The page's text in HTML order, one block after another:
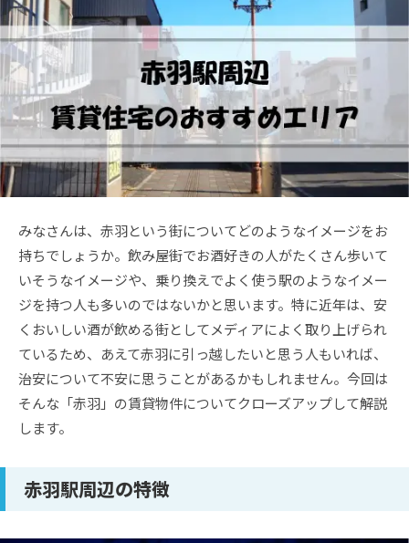
みなさんは、赤羽という街についてどのようなイメージをお
持ちでしょうか。飲み屋街でお酒好きの人がたくさん歩いて
いそうなイメージや、乗り換えでよく使う駅のようなイメー
ジを持つ人も多いのではないかと思います。特に近年は、安
くおいしい酒が飲める街としてメディアによく取り上げられ
ているため、あえて赤羽に引っ越したいと思う人もいれば、
治安について不安に思うことがあるかもしれません。今回は
そんな「赤羽」の賃貸物件についてクローズアップして解説
します。
赤羽駅周辺の特徴